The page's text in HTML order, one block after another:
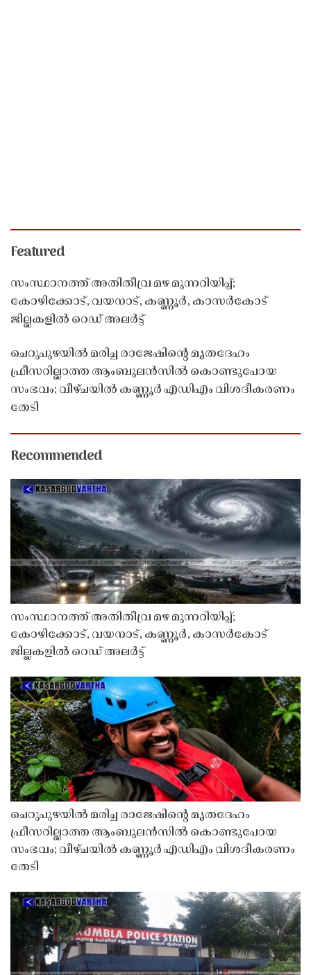
Featured
സംസ്ഥാനത്ത് അതിതീവ്ര മഴ മുന്നറിയിപ്പ്;
കോഴിക്കോട്, വയനാട്, കണ്ണൂർ, കാസർകോട്
ജില്ലകളിൽ റെഡ് അലർട്ട്
ചെറുപുഴയിൽ മരിച്ച രാജേഷിൻ്റെ മൃതദേഹം
ഫ്രീസറില്ലാത്ത ആംബുലൻസിൽ കൊണ്ടുപോയ
സംഭവം; വീഴ്ചയിൽ കണ്ണൂർ എഡിഎം വിശദീകരണം
തേടി
Recommended
സംസ്ഥാനത്ത് അതിതീവ്ര മഴ മുന്നറിയിപ്പ്;
കോഴിക്കോട്, വയനാട്, കണ്ണൂർ, കാസർകോട്
ജില്ലകളിൽ റെഡ് അലർട്ട്
ചെറുപുഴയിൽ മരിച്ച രാജേഷിൻ്റെ മൃതദേഹം
ഫ്രീസറില്ലാത്ത ആംബുലൻസിൽ കൊണ്ടുപോയ
സംഭവം; വീഴ്ചയിൽ കണ്ണൂർ എഡിഎം വിശദീകരണം
തേടി